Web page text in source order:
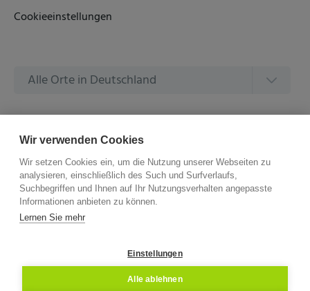
Cookieeinstellungen
Alle Orte in Deutschland
Alle Amtsgerichte in Deutschland
©2026 –ZVG Termine.Alle Rechte Vorbehalten.
Wir verwenden Cookies
Wir setzen Cookies ein, um die Nutzung unserer Webseiten zu
analysieren, einschließlich des Such und Surfverlaufs,
Suchbegriffen und Ihnen auf Ihr Nutzungsverhalten angepasste
Informationen anbieten zu können.
Lernen Sie mehr
Einstellungen
Alle ablehnen